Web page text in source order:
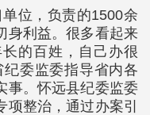
位，负责的1500余
身利益。很多看起来
的百姓，自己办很
委监委指导省内各
事。怀远县纪委监委
整治，通过办案引